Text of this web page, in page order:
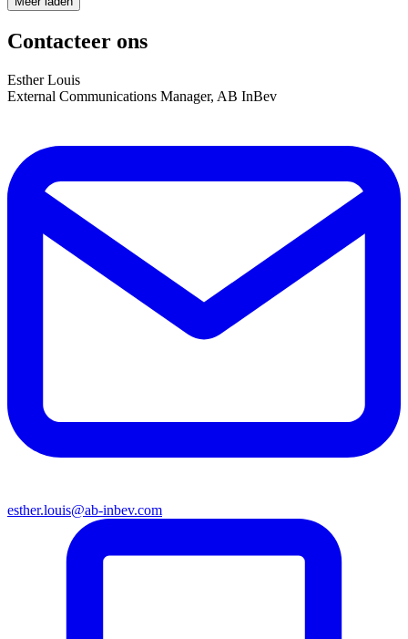
Contacteer ons
Esther Louis
External Communications Manager, AB InBev
esther.louis@ab-inbev.com